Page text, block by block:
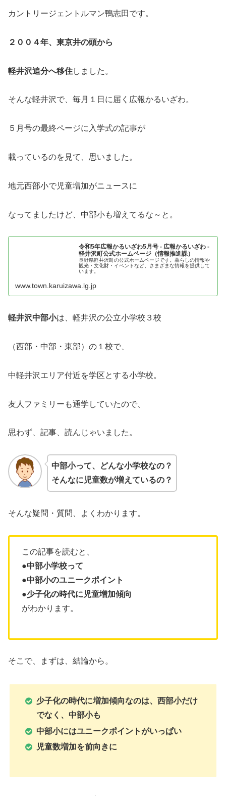
カントリージェントルマン鴨志田です。
２００４年、東京井の頭から
軽井沢追分へ移住しました。
そんな軽井沢で、毎月１日に届く広報かるいざわ。
５月号の最終ページに入学式の記事が
載っているのを見て、思いました。
地元西部小で児童増加がニュースに
なってましたけど、中部小も増えてるな～と。
令和5年広報かるいざわ5月号 - 広報かるいざわ -
軽井沢町公式ホームページ（情報推進課）
長野県軽井沢町の公式ホームページです。暮らしの情報や
観光・文化財・イベントなど、さまざまな情報を提供して
います。
www.town.karuizawa.lg.jp
軽井沢中部小は、軽井沢の公立小学校３校
（西部・中部・東部）の１校で、
中軽井沢エリア付近を学区とする小学校。
友人ファミリーも通学していたので、
思わず、記事、読んじゃいました。
中部小って、どんな小学校なの？
そんなに児童数が増えているの？
そんな疑問・質問、よくわかります。
この記事を読むと、
●中部小学校って
●中部小のユニークポイント
●少子化の時代に児童増加傾向
がわかります。
そこで、まずは、結論から。
少子化の時代に増加傾向なのは、西部小だけ
でなく、中部小も
中部小にはユニークポイントがいっぱい
児童数増加を前向きに